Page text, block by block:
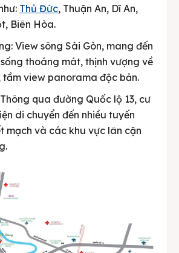
Thủ Đức, Thuận An, Dĩ An,
Biên Hòa.
View sông Sài Gòn, mang đến
thoáng mát, thịnh vượng về
tầm view panorama độc bản.
qua đường Quốc lộ 13, cư
di chuyển đến nhiều tuyến
mạch và các khu vực lân cận